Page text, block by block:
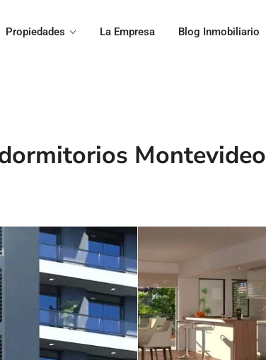
Propiedades La Empresa Blog Inmobiliario
Montevideo